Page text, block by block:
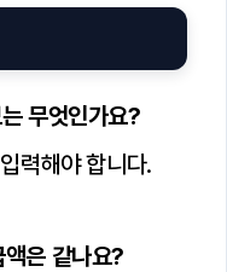
무엇인가요?
력해야 합니다.
은 같나요?